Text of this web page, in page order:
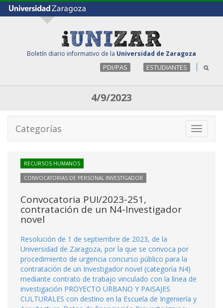
Boletín diario informativo de la Universidad de Zaragoza
PDI/PAS ESTUDIANTES
4/9/2023
Toggle
Categorías
RECURSOS HUMANOS
CONVOCATORIAS DE PERSONAL INVESTIGADOR
Convocatoria PUI/2023-251,
contratación de un N4-Investigador
novel
Resolución de 1 de septiembre de 2023, de la
Universidad de Zaragoza, por la que se convoca por
procedimiento de urgencia concurso público para la
contratación de un Investigador novel (categoría N4)
mediante contrato de trabajo vinculado con la línea de
investigación PROYECTO URBANO Y PAISAJES
CULTURALES con destino en la Escuela de Ingeniería y